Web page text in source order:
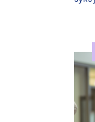
Valmennus sisältää
case esimerkkejä